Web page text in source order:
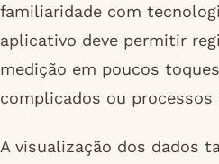
familiaridade com
aplicativo deve permitir
medição em poucos
complicados ou processos
A visualização dos dados